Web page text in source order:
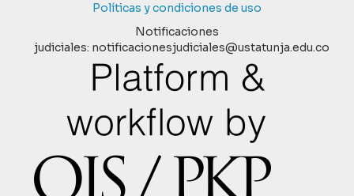
Políticas y condiciones de uso
Notificaciones
judiciales: notificacionesjudiciales@ustatunja.edu.co